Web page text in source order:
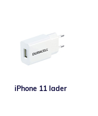
iPhone 11 lader